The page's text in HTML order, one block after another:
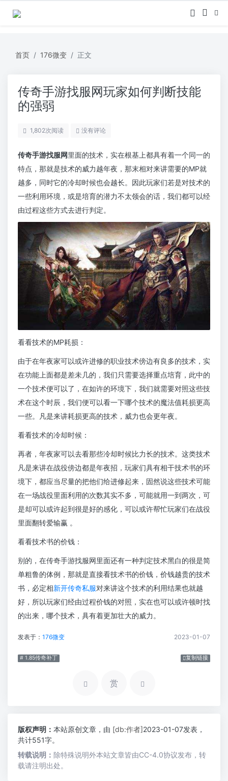
首页 176微变 正文
传奇手游找服网玩家如何判断技能
的强弱
1,802次阅读 没有评论
传奇手游找服网里面的技术，实在根基上都具有着一个同一的
特点，那就是技术的威力越年夜，那末相对来讲需要的MP就
越多，同时它的冷却时候也会越长。因此玩家们若是对技术的
一些利用环境，或是培育的潜力不太领会的话，我们都可以经
由过程这些方式去进行判定。
看看技术的MP耗损：
由于在年夜家可以或许进修的职业技术傍边有良多的技术，实
在功能上面都是差未几的，我们只需要选择重点培育，此中的
一个技术便可以了，在如许的环境下，我们就需要对照这些技
术在这个时辰，我们便可以看一下哪个技术的魔法值耗损更高
一些。凡是来讲耗损更高的技术，威力也会更年夜。
看看技术的冷却时候：
再者，年夜家可以去看那些冷却时候比力长的技术。这类技术
凡是来讲在战役傍边都是年夜招，玩家们具有相干技术书的环
境下，都应当尽量的把他们给进修起来，固然说这些技术可能
在一场战役里面利用的次数其实不多，可能就用一到两次，可
是却可以或许起到很是好的感化，可以或许帮忙玩家们在战役
里面翻转爱输赢 。
看看技术书的价钱：
别的，在传奇手游找服网里面还有一种判定技术黑白的很是简
单粗鲁的体例，那就是直接看技术书的价钱，价钱越贵的技术
书，必定相新开传奇私服对来讲这个技术的利用结果也就越
好，所以玩家们经由过程价钱的对照，实在也可以或许顿时找
的出来，哪个技术，具有着更加壮大的威力。
发表于： 176微变 2023-01-07
# 1.85传奇补丁 复制链接
赏
版权声明： 本站原创文章，由 [db:作者]2023-01-07发表，
共计551字。
转载说明： 除特殊说明外本站文章皆由CC-4.0协议发布，转
载请注明出处。